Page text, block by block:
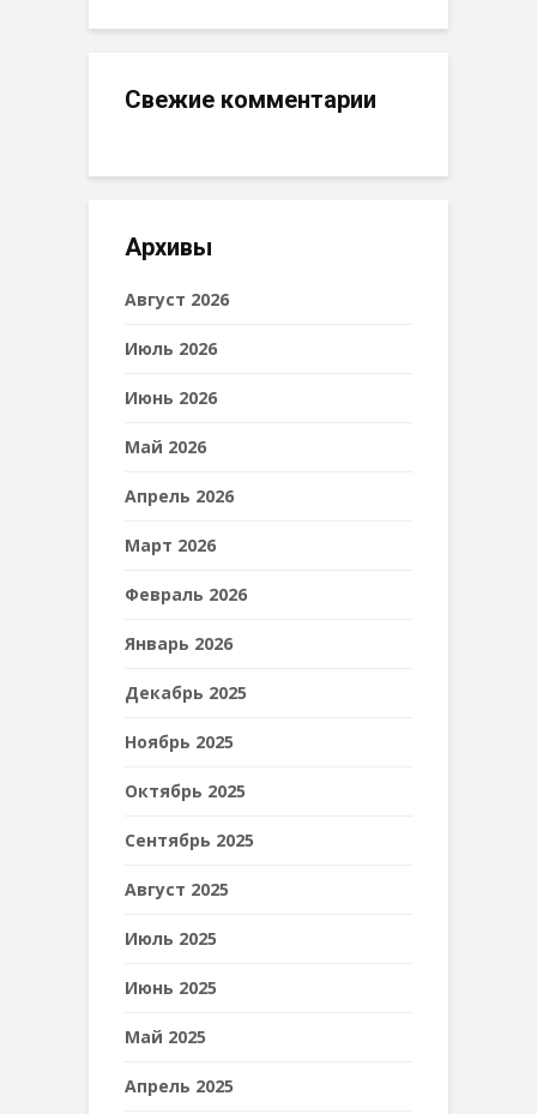
Свежие комментарии
Архивы
Август 2026
Июль 2026
Июнь 2026
Май 2026
Апрель 2026
Март 2026
Февраль 2026
Январь 2026
Декабрь 2025
Ноябрь 2025
Октябрь 2025
Сентябрь 2025
Август 2025
Июль 2025
Июнь 2025
Май 2025
Апрель 2025